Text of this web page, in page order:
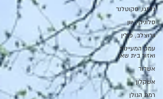
גלזגו, סקוטלנד
סלוניקי, יוון
וורוצלב, פולין
עמק המעיינות
ואזור בית שאן
אשדוד
אשקלון
רמת הגולן